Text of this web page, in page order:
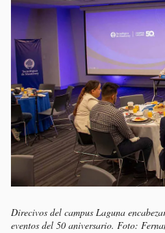
Direcivos del campus Laguna
eventos del 50 aniversario. Foto: